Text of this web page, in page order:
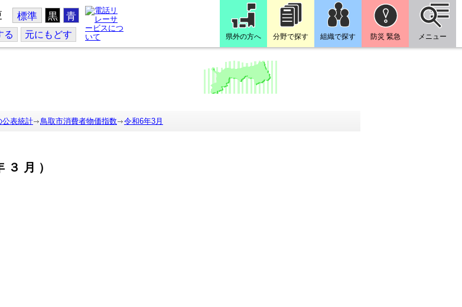
標準 黒 青
る 元にもどす 県外の方へ 分野で探す 組織で探す 防災 緊急 メニュー
公表統計 鳥取市消費者物価指数 令和6年3月
３月）